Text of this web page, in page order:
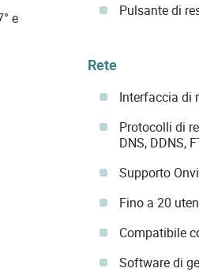
e
Pulsante di
Rete
Interfaccia di
Protocolli di
DNS, DDNS,
Supporto
Fino a 20
Compatibile
Software di